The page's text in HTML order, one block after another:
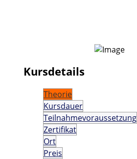
Kursdetails
Theorie
Kursdauer
Teilnahmevoraussetzung
Zertifikat
Ort
Preis